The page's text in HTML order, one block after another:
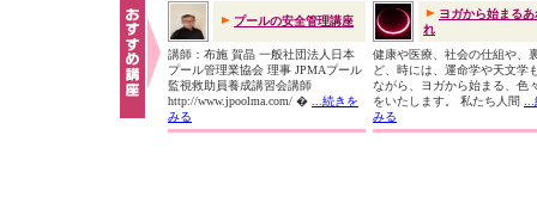
プールの安全管理講座
講師：布施 賀晶 一般社団法人日本
プール管理業協会 理事 JPMAプール
監視救助員養成講習会講師
http://www.jpoolma.com/ �
...続きを
みる
ヨガから始まるあ
れ
健康や医療、社会の仕組や、
ど、時には、運命学や天文学
ながら、ヨガから始まる、色
をいたします。 私たち人間
みる